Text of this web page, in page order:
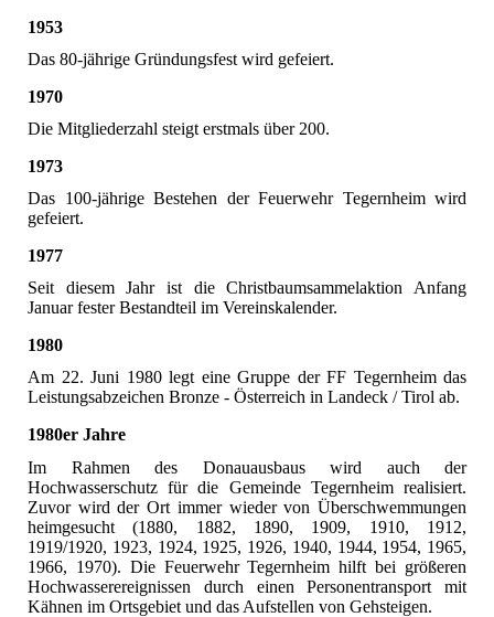
1953
Das 80-jährige Gründungsfest wird gefeiert.
1970
Die Mitgliederzahl steigt erstmals über 200.
1973
Das 100-jährige Bestehen der Feuerwehr Tegernheim wird
gefeiert.
1977
Seit diesem Jahr ist die Christbaumsammelaktion Anfang
Januar fester Bestandteil im Vereinskalender.
1980
Am 22. Juni 1980 legt eine Gruppe der FF Tegernheim das
Leistungsabzeichen Bronze - Österreich in Landeck / Tirol ab.
1980er Jahre
Im Rahmen des Donauausbaus wird auch der
Hochwasserschutz für die Gemeinde Tegernheim realisiert.
Zuvor wird der Ort immer wieder von Überschwemmungen
heimgesucht (1880, 1882, 1890, 1909, 1910, 1912,
1919/1920, 1923, 1924, 1925, 1926, 1940, 1944, 1954, 1965,
1966, 1970). Die Feuerwehr Tegernheim hilft bei größeren
Hochwasserereignissen durch einen Personentransport mit
Kähnen im Ortsgebiet und das Aufstellen von Gehsteigen.